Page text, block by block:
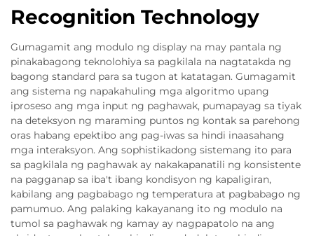
Recognition Technology
Gumagamit ang modulo ng display na may pantala ng
pinakabagong teknolohiya sa pagkilala na nagtatakda ng
bagong standard para sa tugon at katatagan. Gumagamit
ang sistema ng napakahuling mga algoritmo upang
iproseso ang mga input ng paghawak, pumapayag sa tiyak
na deteksyon ng maraming puntos ng kontak sa parehong
oras habang epektibo ang pag-iwas sa hindi inaasahang
mga interaksyon. Ang sophistikadong sistemang ito para
sa pagkilala ng paghawak ay nakakapanatili ng konsistente
na pagganap sa iba't ibang kondisyon ng kapaligiran,
kabilang ang pagbabago ng temperatura at pagbabago ng
pamumuo. Ang palaking kakayanang ito ng modulo na
tumol sa paghawak ng kamay ay nagpapatolo na ang